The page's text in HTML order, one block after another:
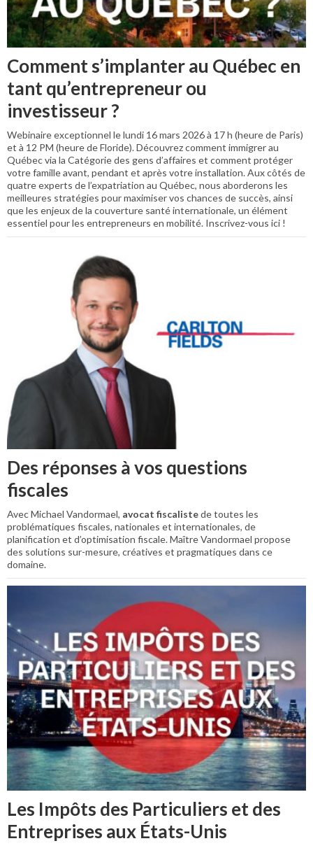
Comment s’implanter au Québec en
tant qu’entrepreneur ou
investisseur ?
Webinaire exceptionnel le lundi 16 mars 2026 à 17 h (heure de Paris)
et à 12 PM (heure de Floride). Découvrez comment immigrer au
Québec via la Catégorie des gens d’affaires et comment protéger
votre famille avant, pendant et après votre installation. Aux côtés de
quatre experts de l’expatriation au Québec, nous aborderons les
meilleures stratégies pour maximiser vos chances de succès, ainsi
que les enjeux de la couverture santé internationale, un élément
essentiel pour les entrepreneurs en mobilité. Inscrivez-vous ici !
Des réponses à vos questions
fiscales
Avec Michael Vandormael, avocat fiscalistede toutes les
problématiques fiscales, nationales et internationales, de
planification et d’optimisation fiscale. Maître Vandormael propose
des solutions sur-mesure, créatives et pragmatiques dans ce
domaine.
Les Impôts des Particuliers et des
Entreprises aux États-Unis